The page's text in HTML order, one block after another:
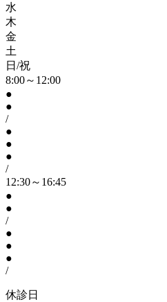
水
木
金
土
日/祝
8:00～12:00
●
●
/
●
●
●
/
12:30～16:45
●
●
/
●
●
●
/
休診日